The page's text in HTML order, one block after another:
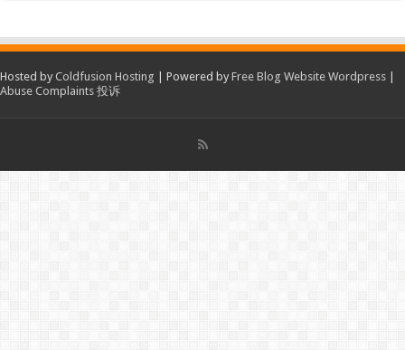
Hosted by Coldfusion Hosting | Powered by Free Blog Website Wordpress
Abuse Complaints 投诉